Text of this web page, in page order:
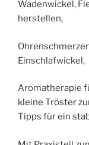
Wadenwickel,
herstellen,
Einschlafwickel,
Aromatherapie
kleine Tröster
Tipps für ein